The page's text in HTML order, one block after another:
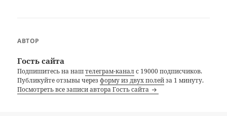
АВТОР
Гость сайта
Подпишитесь на наштелеграм-каналс 19000 подписчиков.
Публикуйте отзывы черезформу из двух полейза 1 минуту.
Посмотреть все записи автора Гость сайта